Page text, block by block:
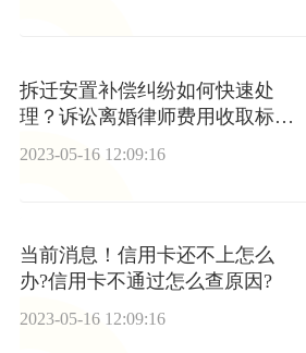
拆迁安置补偿纠纷如何快速处
理？诉讼离婚律师费用收取标准
是什么？
2023-05-16 12:09:16
当前消息！信用卡还不上怎么
办?信用卡不通过怎么查原因?
2023-05-16 12:09:16